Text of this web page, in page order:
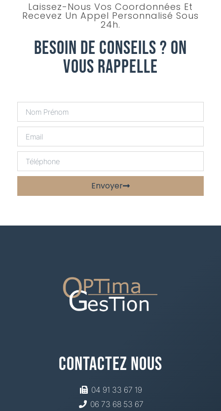
Laissez-Nous Vos Coordonnées Et
Recevez Un Appel Personnalisé Sous
24h.
Besoin De Conseils ? On
Vous Rappelle
Envoyer
Contactez Nous
04 91 33 67 19
06 73 68 53 67